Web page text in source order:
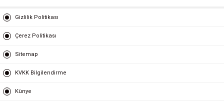
Gizlilik Politikası
Çerez Politikası
Sitemap
KVKK Bilgilendirme
Künye